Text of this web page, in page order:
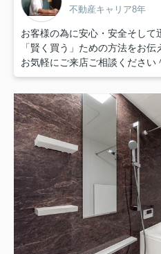
不動産キャリア8年
お客様の為に安心・安全そして
「賢く買う」ための方法をお伝
お気軽にご来店ご相談ください